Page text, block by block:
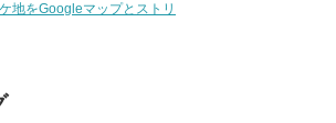
地をGoogleマップとストリ